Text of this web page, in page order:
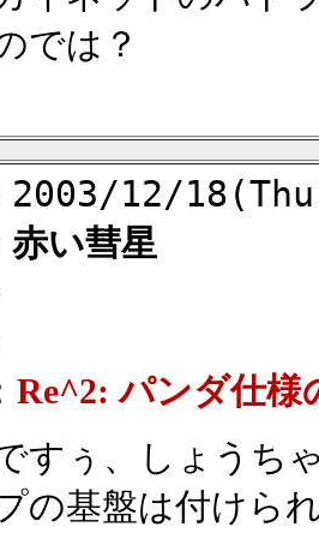
では？
2003/12/
赤い彗星
Re^2: パンダ仕様
すぅ、しょうち
の基盤は付けら